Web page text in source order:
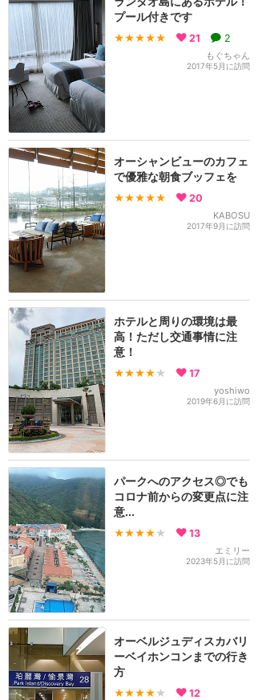
プール付きです
★★★★★ 21 2
もぐちゃん
2017年5月に訪問
オーシャンビューのカフェ
で優雅な朝食ブッフェを
★★★★★ 20
KABOSU
2017年9月に訪問
ホテルと周りの環境は最
高！ただし交通事情に注
意！
★★★★ ★ 17
yoshiwo
2019年6月に訪問
パークへのアクセス◎でも
コロナ前からの変更点に注
意...
★★★★ ★ 13
エミリー
2023年5月に訪問
オーベルジュディスカバリ
ーベイホンコンまでの行き
方
★★★★ ★ 12